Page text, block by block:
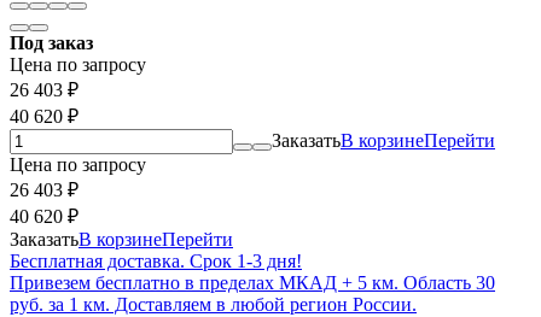
Под заказ
Цена по запросу
26 403 ₽
40 620 ₽
ЗаказатьВ корзинеПерейти
Цена по запросу
26 403 ₽
40 620 ₽
ЗаказатьВ корзинеПерейти
Бесплатная доставка. Срок 1-3 дня!
Привезем бесплатно в пределах МКАД + 5 км. Область 30
руб. за 1 км. Доставляем в любой регион России.